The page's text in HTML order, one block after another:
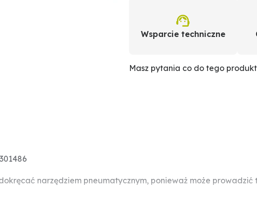
Wsparcie techniczne
Masz pytania co do tego
narzędziem pneumatycznym, ponieważ może